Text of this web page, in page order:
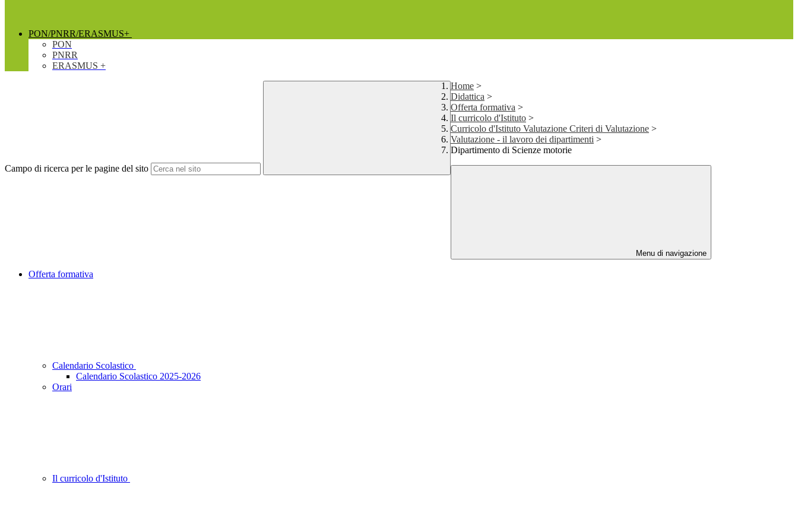
PON/PNRR/ERASMUS+
PON
PNRR
ERASMUS +
Campo di ricerca per le pagine del sito
Home >
Didattica >
Offerta formativa >
Il curricolo d'Istituto >
Curricolo d'Istituto Valutazione Criteri di Valutazione >
Valutazione - il lavoro dei dipartimenti >
Dipartimento di Scienze motorie
Menu di navigazione
Offerta formativa
Calendario Scolastico
Calendario Scolastico 2025-2026
Orari
Il curricolo d'Istituto